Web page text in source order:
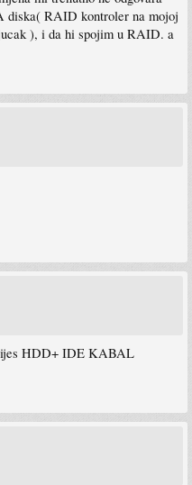
diska( RAID kontroler na mojoj
), i da hi spojim u RAID. a
HDD+ IDE KABAL